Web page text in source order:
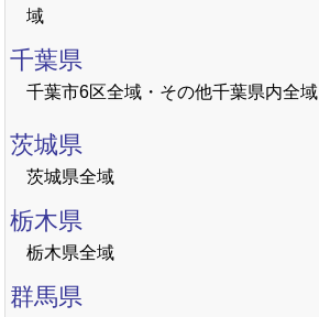
域
千葉県
千葉市6区全域・その他千葉県内全域
茨城県
茨城県全域
栃木県
栃木県全域
群馬県